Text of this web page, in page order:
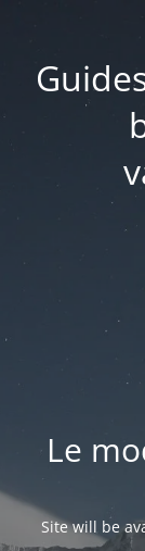
Le
Site will be